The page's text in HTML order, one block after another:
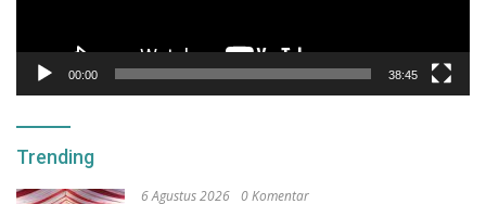
00:00 38:45
Trending
6 Agustus 2026 0 Komentar